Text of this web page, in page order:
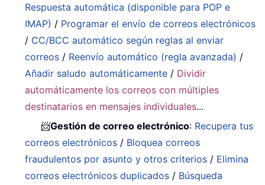
Respuesta automática (disponible para POP e
IMAP) / Programar el envío de correos electrónicos
/ CC/BCC automático según reglas al enviar
correos / Reenvío automático (regla avanzada) /
Añadir saludo automáticamente / Dividir
automáticamente los correos con múltiples
destinatarios en mensajes individuales...
📨Gestión de correo electrónico: Recupera tus
correos electrónicos / Bloquea correos
fraudulentos por asunto y otros criterios / Elimina
correos electrónicos duplicados / Búsqueda